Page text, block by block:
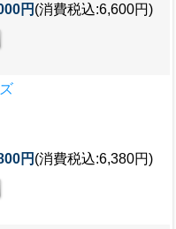
円 (消費税込:6,600円)
円 (消費税込:6,380円)